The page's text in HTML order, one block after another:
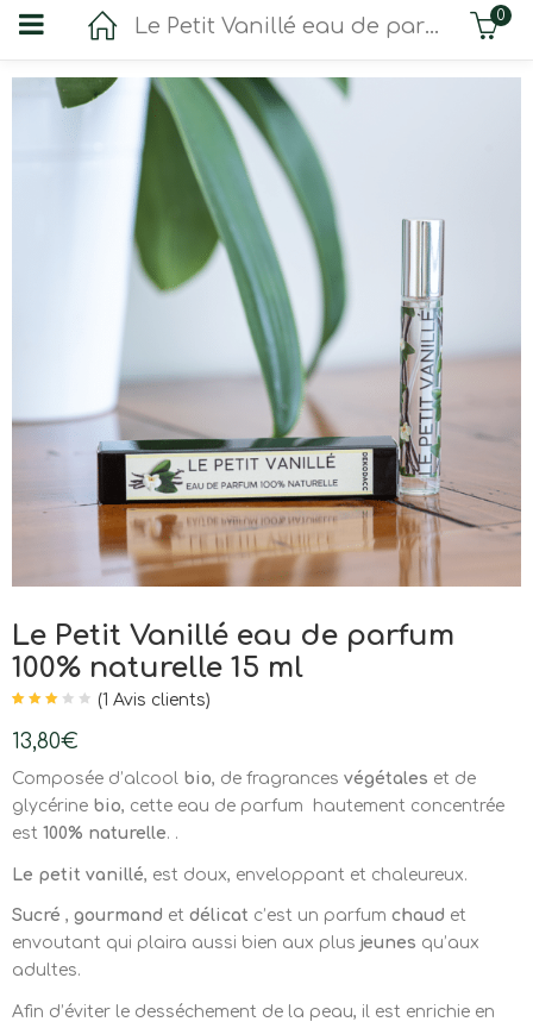
Le Petit Vanillé eau de parfum 100% naturelle 15 ml 0
Le Petit Vanillé eau de parfum
100% naturelle 15 ml
sur 5
basé
notation
client
(1 Avis clients)
13,80€
Composée d’alcool bio, de fragrances végétales et de
glycérine bio, cette eau de parfum hautement concentrée
est 100% naturelle. .
Le petit vanillé, est doux, enveloppant et chaleureux.
Sucré , gourmand et délicat c’est un parfum chaud et
envoutant qui plaira aussi bien aux plus jeunes qu’aux
adultes.
Afin d’éviter le desséchement de la peau, il est enrichie en